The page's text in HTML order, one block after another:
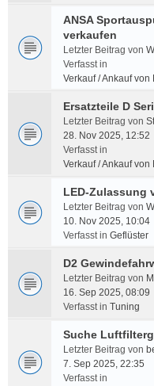
ANSA
verkaufen
Letzter Beitrag von
Verfasst in
Verkauf / Ankauf
Ersatzteile D
Letzter Beitrag von
28. Nov 2025, 12:52
Verfasst in
Verkauf / Ankauf
LED-Zulassung
Letzter Beitrag von
10. Nov 2025, 10:04
Verfasst in Geflüster
D2
Letzter Beitrag von
16. Sep 2025, 08:09
Verfasst in Tuning
Suche
Letzter Beitrag von
7. Sep 2025, 22:35
Verfasst in